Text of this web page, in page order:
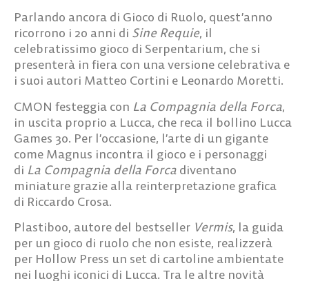
Parlando ancora di Gioco di Ruolo, quest’anno
ricorrono i 20 anni di Sine Requie, il
celebratissimo gioco di Serpentarium, che si
presenterà in fiera con una versione celebrativa e
i suoi autori Matteo Cortini e Leonardo Moretti.
CMON festeggia con La Compagnia della Forca,
in uscita proprio a Lucca, che reca il bollino Lucca
Games 30. Per l’occasione, l’arte di un gigante
come Magnus incontra il gioco e i personaggi
di La Compagnia della Forca diventano
miniature grazie alla reinterpretazione grafica
di Riccardo Crosa.
Plastiboo, autore del bestseller Vermis, la guida
per un gioco di ruolo che non esiste, realizzerà
per Hollow Press un set di cartoline ambientate
nei luoghi iconici di Lucca. Tra le altre novità